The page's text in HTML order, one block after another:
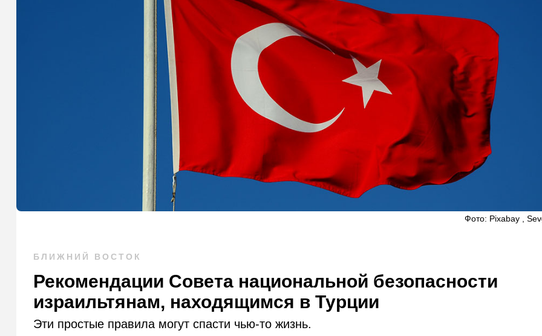
Фото: Pixabay ,
БЛИЖНИЙ ВОСТОК
Рекомендации Совета национальной безопасности
израильтянам, находящимся в Турции
Эти простые правила могут спасти чью-то жизнь.